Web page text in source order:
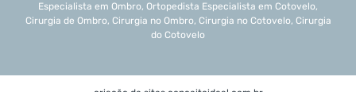
Especialista em Ombro, Ortopedista Especialista em Cotovelo,
Cirurgia de Ombro, Cirurgia no Ombro, Cirurgia no Cotovelo, Cirurgia
do Cotovelo